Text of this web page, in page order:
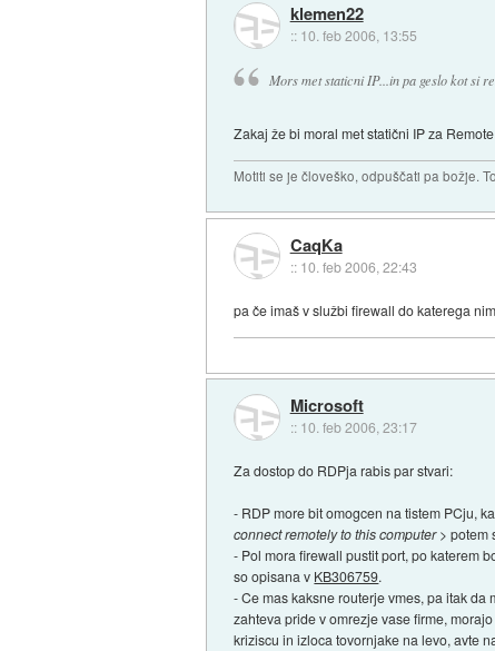
klemen22
:: 10. feb 2006, 13:55
Mors met staticni IP...in pa geslo kot si
Zakaj že bi moral met statični IP za
Motiti se je človeško, odpuščati pa božje.
CaqKa
:: 10. feb 2006, 22:43
pa če imaš v službi firewall do katerega
Microsoft
:: 10. feb 2006, 23:17
Za dostop do RDPja rabis par stvari:
- RDP more bit omogcen na tistem PCju,
connect remotely to this computer> potem
- Pol mora firewall pustit port, po katerem
so opisana v KB306759.
- Ce mas kaksne routerje vmes, pa itak
zahteva pride v omrezje vase firme,
kriziscu in izloca tovornjake na levo, avte